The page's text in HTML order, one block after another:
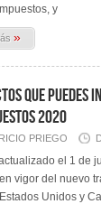
y
»
que puedes
2020
PRIEGO
el 1 de
vigor del nuevo
Unidos y